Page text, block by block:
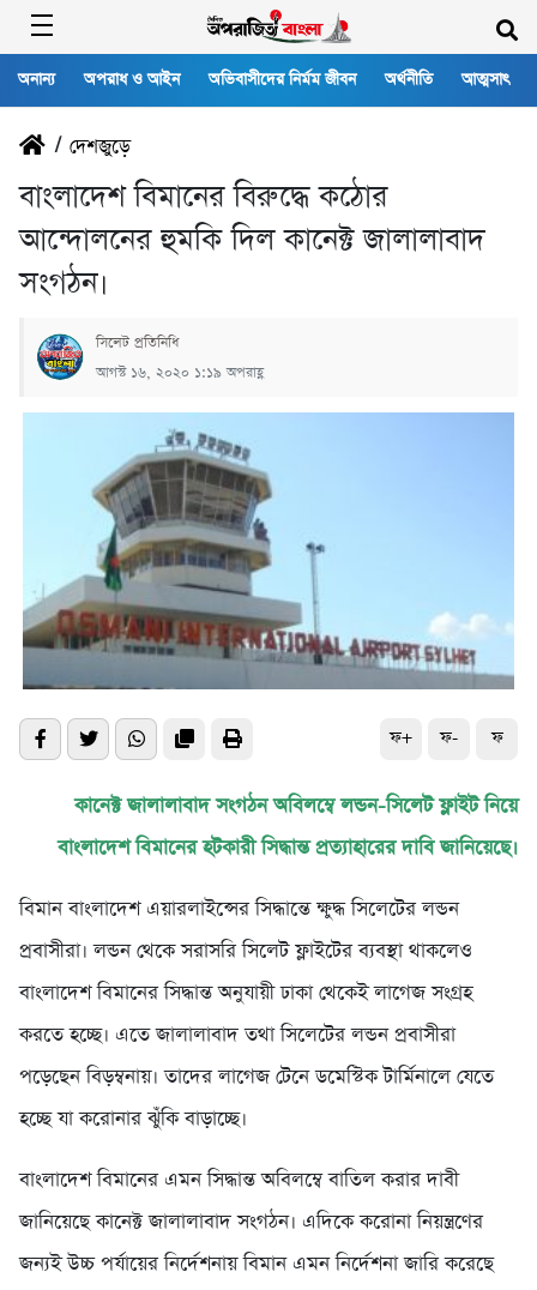
অনান্য অপরাধ ও আইন অভিবাসীদের নির্মম জীবন অর্থনীতি আত্মসাৎ
/ দেশজুড়ে
বাংলা‌দেশ বিমা‌নের বিরু‌দ্ধে‌‌ কঠোর
আন্দোলনের হুম‌কি ‌দিল কানেক্ট জালালাবাদ
সংগঠন।
‌সি‌লেট প্র‌তি‌নি‌ধি
আগস্ট ১৬, ২০২০ ১:১৯ অপরাহ্ণ
ফ+ ফ- ফ
কানেক্ট জালালাবাদ সংগঠন অ‌বিলম্বে লন্ডন-সিলেট ফ্লাইট নি‌য়ে
বাংলা‌দেশ বিমা‌নের হটকারী সিদ্ধান্ত প্রত্যাহারের দাবি জানিয়েছে।
বিমান বাংলাদেশ এয়ারলাইন্সের সিদ্ধা‌ন্তে ক্ষুদ্ধ সি‌লে‌টের লন্ডন
প্রবাসীরা। লন্ডন থেকে সরাস‌রি সি‌লেট ফ্লাই‌টের ব্যবস্থা থাক‌লেও
বাংলা‌দেশ বিমা‌নের সিদ্ধান্ত অনুযায়ী ঢাকা থেকেই লাগেজ সংগ্রহ
করতে হচ্ছে। এতে জালালাবাদ তথা সিলে‌টের লন্ডন প্রবাসীরা
প‌ড়ে‌ছেন বিড়ম্বনায়। তাদের লাগেজ টেনে ডমেস্টিক টার্মিনালে যেতে
হচ্ছে যা করোনার ঝুঁকি বাড়াচ্ছে।
বাংলা‌দেশ বিমা‌নের এমন সিদ্ধান্ত অ‌বিল‌ম্বে বা‌তিল করার দাবী
জা‌নি‌য়ে‌ছে কানেক্ট জালালাবাদ সংগঠন। এদি‌কে করোনা নিয়ন্ত্রণের
জন্যই উচ্চ পর্যায়ের নির্দেশনায় বিমান এমন নির্দেশনা জারি করেছে